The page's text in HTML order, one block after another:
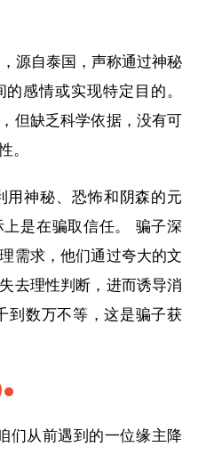
源自泰国，声称通过神秘
感情或实现特定目的。
但缺乏科学依据，没有可
。
用神秘、恐怖和阴森的元
是在骗取信任。 骗子深
需求，他们通过夸大的文
去理性判断，进而诱导消
到数万不等，这是骗子获
们从前遇到的一位缘主降